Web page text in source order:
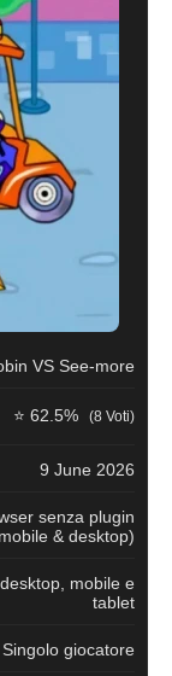
VS See-more
⭐ 62.5% (8 Voti)
9 June 2026
senza plugin
& desktop)
mobile e
tablet
Singolo giocatore